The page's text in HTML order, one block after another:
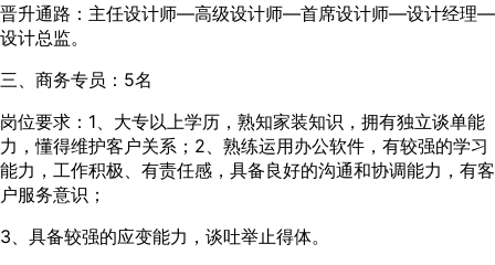
晋升通路：主任设计师—高级设计师—首席设计师—设计经理—
设计总监。
三、商务专员：5名
岗位要求：1、大专以上学历，熟知家装知识，拥有独立谈单能
力，懂得维护客户关系；2、熟练运用办公软件，有较强的学习
能力，工作积极、有责任感，具备良好的沟通和协调能力，有客
户服务意识；
3、具备较强的应变能力，谈吐举止得体。